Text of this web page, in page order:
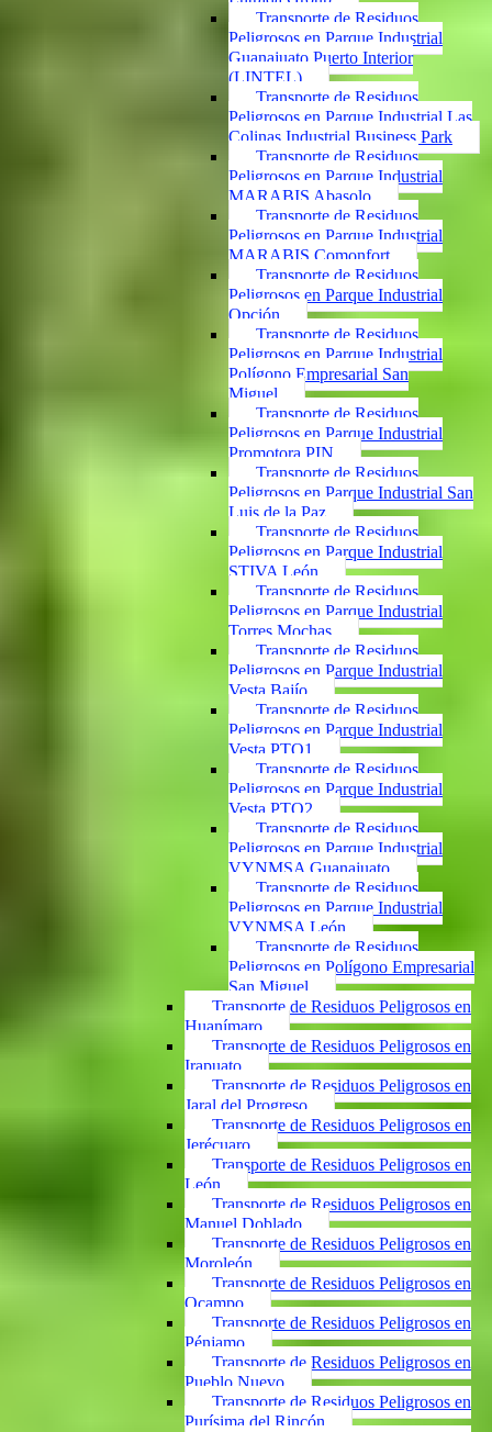
Transporte de Residuos
Peligrosos en Parque Industrial
Guanajuato Puerto Interior
(LINTEL)
Transporte de Residuos
Peligrosos en Parque Industrial Las
Colinas Industrial Business Park
Transporte de Residuos
Peligrosos en Parque Industrial
MARABIS Abasolo
Transporte de Residuos
Peligrosos en Parque Industrial
MARABIS Comonfort
Transporte de Residuos
Peligrosos en Parque Industrial
Opción
Transporte de Residuos
Peligrosos en Parque Industrial
Polígono Empresarial San
Miguel
Transporte de Residuos
Peligrosos en Parque Industrial
Promotora PIN
Transporte de Residuos
Peligrosos en Parque Industrial San
Luis de la Paz
Transporte de Residuos
Peligrosos en Parque Industrial
STIVA León
Transporte de Residuos
Peligrosos en Parque Industrial
Torres Mochas
Transporte de Residuos
Peligrosos en Parque Industrial
Vesta Bajío
Transporte de Residuos
Peligrosos en Parque Industrial
Vesta PTO1
Transporte de Residuos
Peligrosos en Parque Industrial
Vesta PTO2
Transporte de Residuos
Peligrosos en Parque Industrial
VYNMSA Guanajuato
Transporte de Residuos
Peligrosos en Parque Industrial
VYNMSA León
Transporte de Residuos
Peligrosos en Polígono Empresarial
San Miguel
Transporte de Residuos Peligrosos en
Huanímaro
Transporte de Residuos Peligrosos en
Irapuato
Transporte de Residuos Peligrosos en
Jaral del Progreso
Transporte de Residuos Peligrosos en
Jerécuaro
Transporte de Residuos Peligrosos en
León
Transporte de Residuos Peligrosos en
Manuel Doblado
Transporte de Residuos Peligrosos en
Moroleón
Transporte de Residuos Peligrosos en
Ocampo
Transporte de Residuos Peligrosos en
Pénjamo
Transporte de Residuos Peligrosos en
Pueblo Nuevo
Transporte de Residuos Peligrosos en
Purísima del Rincón